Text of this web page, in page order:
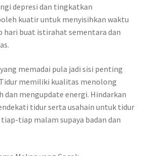
depresi dan tingkatkan
kuatir untuk menyisihkan waktu
hari buat istirahat sementara dan
memadai pula jadi sisi penting
memiliki kualitas menolong
dan mengupdate energi. Hindarkan
tidur serta usahain untuk tidur
tiap malam supaya badan dan